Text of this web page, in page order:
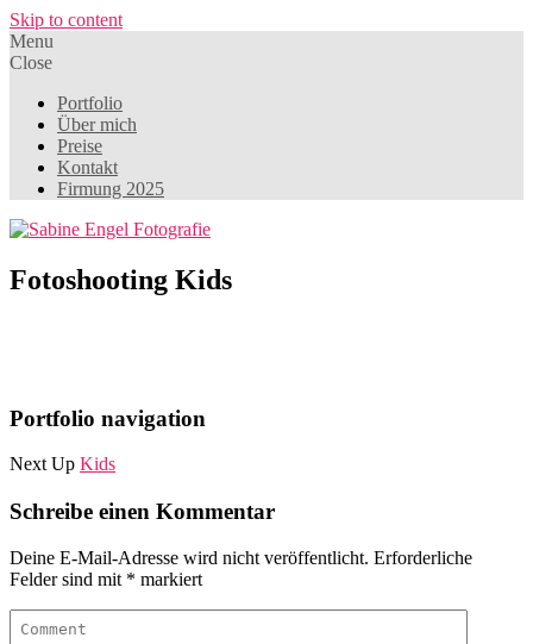
Skip to content
Menu
Close
Portfolio
Über mich
Preise
Kontakt
Firmung 2025
Fotoshooting Kids
Portfolio navigation
Next Up Kids
Schreibe einen Kommentar
Deine E-Mail-Adresse wird nicht veröffentlicht. Erforderliche
Felder sind mit * markiert